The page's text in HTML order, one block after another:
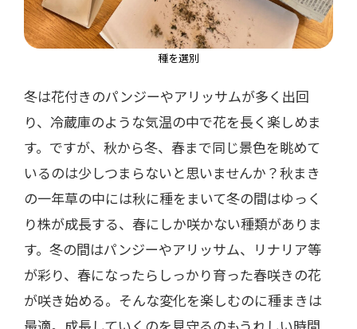
種を選別
冬は花付きのパンジーやアリッサムが多く出回
り、冷蔵庫のような気温の中で花を長く楽しめま
す。ですが、秋から冬、春まで同じ景色を眺めて
いるのは少しつまらないと思いませんか？秋まき
の一年草の中には秋に種をまいて冬の間はゆっく
り株が成長する、春にしか咲かない種類がありま
す。冬の間はパンジーやアリッサム、リナリア等
が彩り、春になったらしっかり育った春咲きの花
が咲き始める。そんな変化を楽しむのに種まきは